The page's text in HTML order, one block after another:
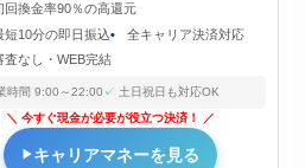
回換金率90％の高還元
短10分の即日振込
全キャリア決済対応
査なし・WEB完結
時間 9:00～22:00
土日祝日も対応OK
今すぐ現金が必要が役立つ決済！
キャリアマネーを見る